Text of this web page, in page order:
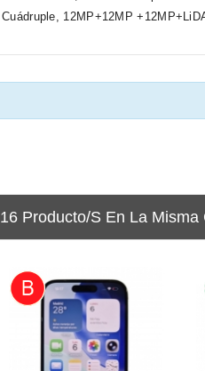
Cuádruple, 12MP+12MP
16 Producto/s En La Misma